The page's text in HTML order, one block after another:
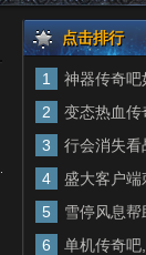
点击排行
1 神器传奇吧
2
变态热血传
3
行会消失看
4
盛大客户端
5
雪停风息
6
单机传奇吧